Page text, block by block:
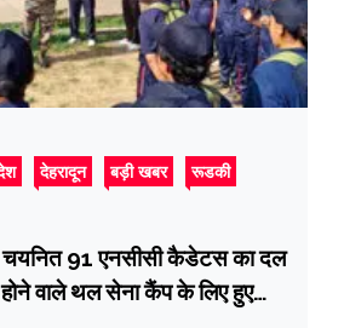
देहरादून बड़ी खबर रूडकी
चयनित 91 एनसीसी कैडेटस का दल
वाले थल सेना कैंप के लिए हुए